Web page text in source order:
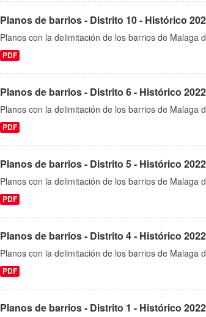
Planos de barrios - Distrito 10 - Histórico
Planos con la delimitación de los barrios de Malaga
PDF
Planos de barrios - Distrito 6 - Histórico 2022
Planos con la delimitación de los barrios de Malaga
PDF
Planos de barrios - Distrito 5 - Histórico 2022
Planos con la delimitación de los barrios de Malaga
PDF
Planos de barrios - Distrito 4 - Histórico 2022
Planos con la delimitación de los barrios de Malaga
PDF
Planos de barrios - Distrito 1 - Histórico 2022